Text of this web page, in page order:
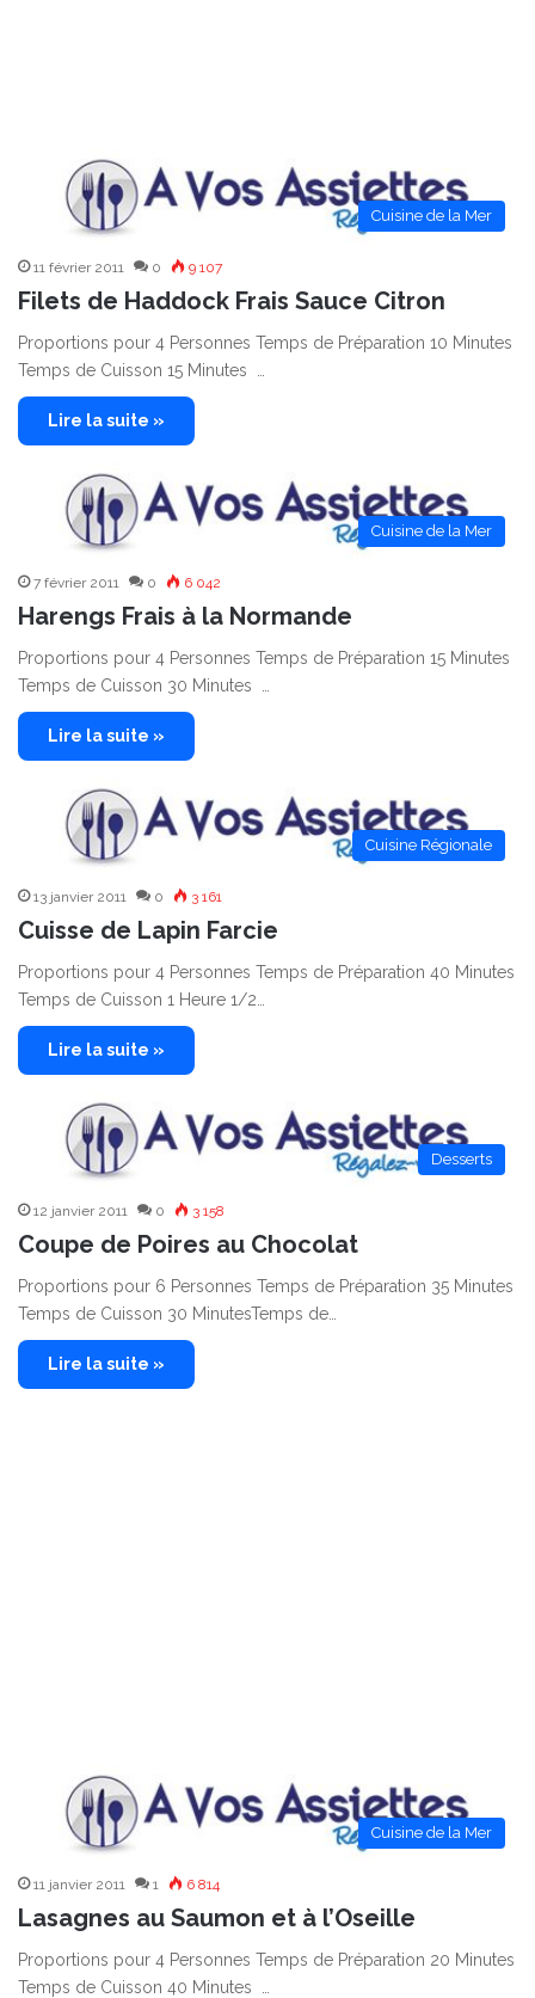
Cuisine de la Mer
11 février 2011 0 9 107
Filets de Haddock Frais Sauce Citron
Proportions pour 4 Personnes Temps de Préparation 10 Minutes
Temps de Cuisson 15 Minutes …
Lire la suite »
Cuisine de la Mer
7 février 2011 0 6 042
Harengs Frais à la Normande
Proportions pour 4 Personnes Temps de Préparation 15 Minutes
Temps de Cuisson 30 Minutes …
Lire la suite »
Cuisine Régionale
13 janvier 2011 0 3 161
Cuisse de Lapin Farcie
Proportions pour 4 Personnes Temps de Préparation 40 Minutes
Temps de Cuisson 1 Heure 1/2…
Lire la suite »
Desserts
12 janvier 2011 0 3 158
Coupe de Poires au Chocolat
Proportions pour 6 Personnes Temps de Préparation 35 Minutes
Temps de Cuisson 30 MinutesTemps de…
Lire la suite »
Cuisine de la Mer
11 janvier 2011 1 6 814
Lasagnes au Saumon et à l’Oseille
Proportions pour 4 Personnes Temps de Préparation 20 Minutes
Temps de Cuisson 40 Minutes …